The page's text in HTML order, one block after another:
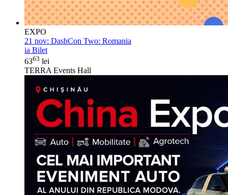
EXPO
21 nov: DashCon Two: Romania
ia Bilet
6363 lei
TERRA Events Hall